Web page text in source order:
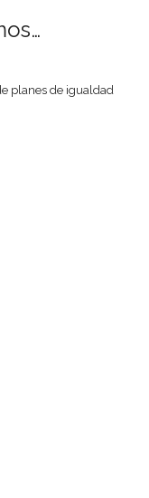
planes de igualdad